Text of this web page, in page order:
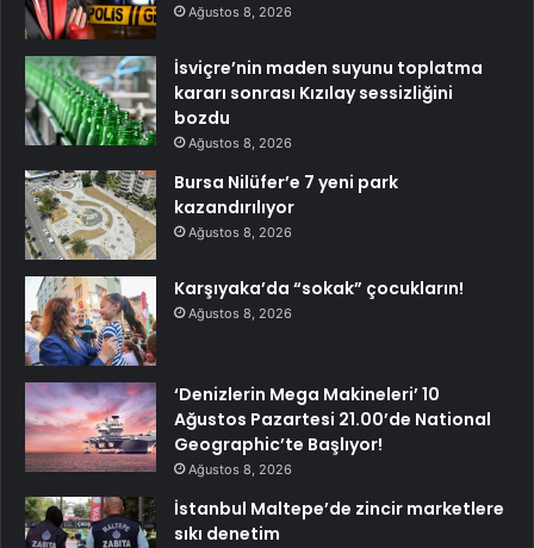
Ağustos 8, 2026
İsviçre’nin maden suyunu toplatma
kararı sonrası Kızılay sessizliğini
bozdu
Ağustos 8, 2026
Bursa Nilüfer’e 7 yeni park
kazandırılıyor
Ağustos 8, 2026
Karşıyaka’da “sokak” çocukların!
Ağustos 8, 2026
‘Denizlerin Mega Makineleri’ 10
Ağustos Pazartesi 21.00’de National
Geographic’te Başlıyor!
Ağustos 8, 2026
İstanbul Maltepe’de zincir marketlere
sıkı denetim